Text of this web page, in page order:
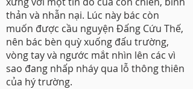
thản và nhẫn nại. Lúc này bác còn
muốn được cầu nguyện Đấng Cứu Thế,
nên bác bèn quỳ xuống đấu trường,
vòng tay và ngước mắt nhìn lên các vì
sao đang nhấp nháy qua lỗ thông thiên
của hý trường.